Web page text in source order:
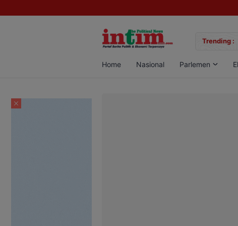
Trending :
Kobar Panen 89 Medali di Ajang Bergengsi Rektor Unda Cup 2025
Home Nasional Parlemen